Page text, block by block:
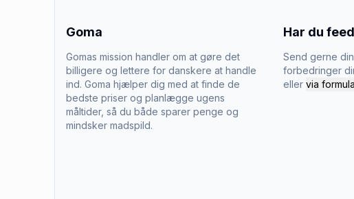
Goma
Gomas mission handler om at gøre det
billigere og lettere for danskere at handle
ind. Goma hjælper dig med at finde de
bedste priser og planlægge ugens
måltider, så du både sparer penge og
mindsker madspild.
Har du
Send gerne
forbedringer
eller via